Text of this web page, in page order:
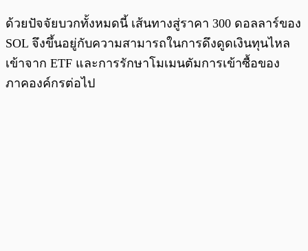
ด้วยปัจจัยบวกทั้งหมดนี้ เส้นทางสู่ราคา 300 ดอลลาร์ของ
SOL จึงขึ้นอยู่กับความสามารถในการดึงดูดเงินทุนไหล
เข้าจาก ETF และการรักษาโมเมนตัมการเข้าซื้อของ
ภาคองค์กรต่อไป